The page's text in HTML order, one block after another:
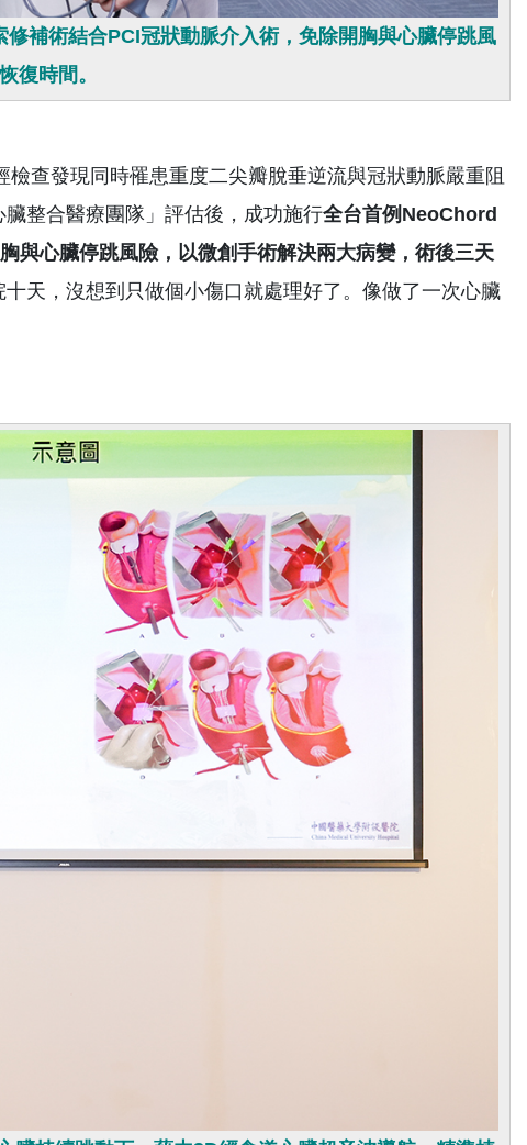
補術結合PCI冠狀動脈介入術，免除開胸與心臟停跳風
復時間。
查發現同時罹患重度二尖瓣脫垂逆流與冠狀動脈嚴重阻
整合醫療團隊」評估後，成功施行全台首例 NeoChord
與心臟停跳風險，以微創手術解決兩大病變，術後三天
天，沒想到只做個小傷口就處理好了。像做了一次心臟